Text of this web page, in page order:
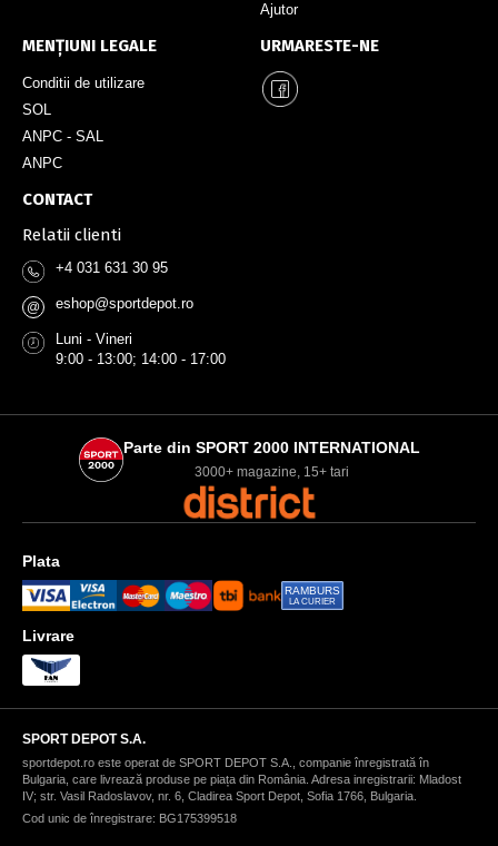
Ajutor
MENȚIUNI LEGALE
Conditii de utilizare
SOL
ANPC - SAL
ANPC
URMARESTE-NE
CONTACT
Relatii clienti
+4 031 631 30 95
@ eshop@sportdepot.ro
Luni - Vineri
9:00 - 13:00; 14:00 - 17:00
Parte din SPORT 2000 INTERNATIONAL
3000+ magazine, 15+ tari
Plata
RAMBURS
LA CURIER
Livrare
SPORT DEPOT S.A.
sportdepot.ro este operat de SPORT DEPOT S.A., companie înregistrată în
Bulgaria, care livrează produse pe piața din România. Adresa inregistrarii: Mladost
IV; str. Vasil Radoslavov, nr. 6, Cladirea Sport Depot, Sofia 1766, Bulgaria.
Cod unic de înregistrare: BG175399518